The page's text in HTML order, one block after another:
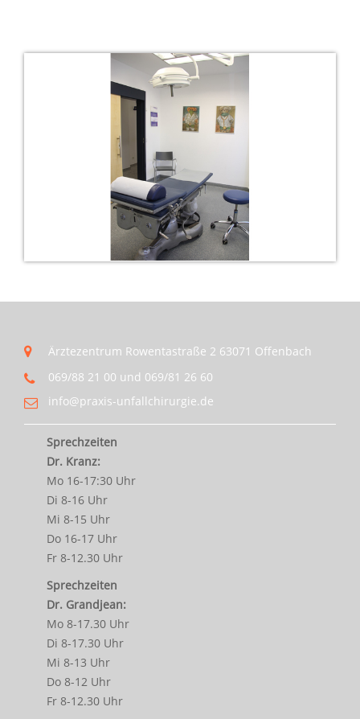
Ärztezentrum Rowentastraße 2 63071 Offenbach
069/88 21 00 und 069/81 26 60
info@praxis-unfallchirurgie.de
Sprechzeiten
Dr. Kranz:
Mo 16-17:30 Uhr
Di 8-16 Uhr
Mi 8-15 Uhr
Do 16-17 Uhr
Fr 8-12.30 Uhr
Sprechzeiten
Dr. Grandjean:
Mo 8-17.30 Uhr
Di 8-17.30 Uhr
Mi 8-13 Uhr
Do 8-12 Uhr
Fr 8-12.30 Uhr